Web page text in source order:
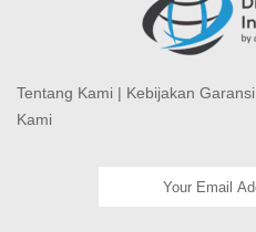
Tentang Kami | Kebijakan Garansi
Kami